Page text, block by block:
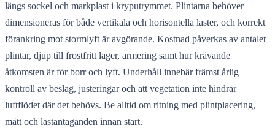
längs sockel och markplast i kryputrymmet. Plintarna behöver
dimensioneras för både vertikala och horisontella laster, och korrekt
förankring mot stormlyft är avgörande. Kostnad påverkas av antalet
plintar, djup till frostfritt lager, armering samt hur krävande
åtkomsten är för borr och lyft. Underhåll innebär främst årlig
kontroll av beslag, justeringar och att vegetation inte hindrar
luftflödet där det behövs. Be alltid om ritning med plintplacering,
mått och lastantaganden innan start.